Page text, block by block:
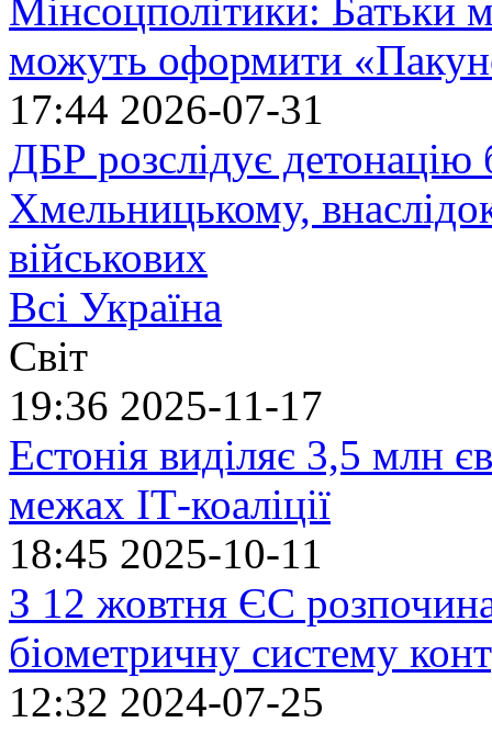
Мінсоцполітики: Батьки
можуть оформити
17:44 2026-07-31
ДБР розслідує детонацію
Хмельницькому,
військових
Всі Україна
Світ
19:36 2025-11-17
Естонія виділяє 3,5 млн
межах ІТ-коаліції
18:45 2025-10-11
З 12 жовтня ЄС
біометричну систему
12:32 2024-07-25